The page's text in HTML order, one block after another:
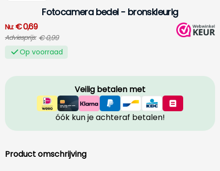
Fotocamera bedel - bronskleurig
Nu:€ 0,69
Adviesprijs: € 0,99
Op voorraad
Veilig betalen met
óók kun je achteraf betalen!
Product omschrijving